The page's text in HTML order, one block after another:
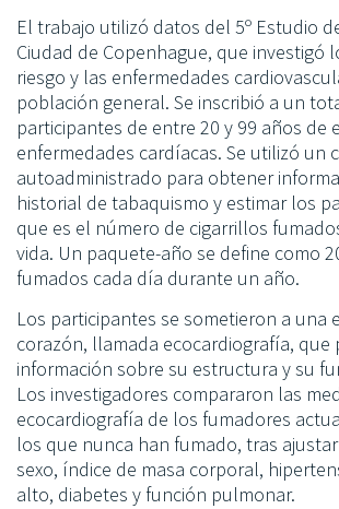
El trabajo utilizó datos del 5º Estudio
Ciudad de Copenhague, que investigó
riesgo y las enfermedades
población general. Se inscribió a un
participantes de entre 20 y 99 años de
enfermedades cardíacas. Se utilizó un
autoadministrado para obtener
historial de tabaquismo y estimar los
que es el número de cigarrillos
vida. Un paquete-año se define como
fumados cada día durante un año.
Los participantes se sometieron a una
corazón, llamada ecocardiografía, que
información sobre su estructura y su
Los investigadores compararon las
ecocardiografía de los fumadores
los que nunca han fumado, tras
sexo, índice de masa corporal,
alto, diabetes y función pulmonar.